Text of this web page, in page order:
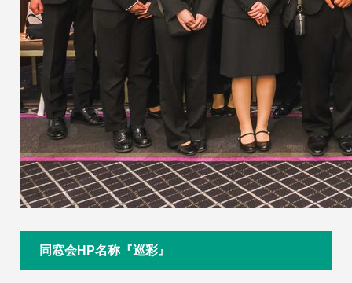
同窓会HP名称『巡彩』